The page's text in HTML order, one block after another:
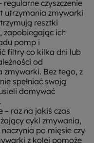
regularne czyszczenie
utrzymania zmywarki
resztki
zapobiegając ich
pomp i
filtry co kilka dni lub
od
zmywarki. Bez tego, z
spełniać swoją
domywać
raz na jakiś czas
cykl zmywania,
po mięsie czy
z kolei pomoże